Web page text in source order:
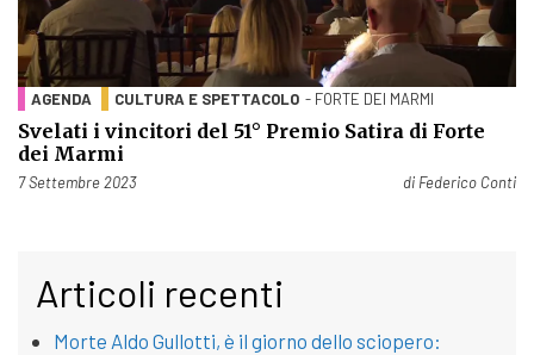
AGENDA CULTURA E SPETTACOLO - FORTE DEI MARMI
Svelati i vincitori del 51° Premio Satira di Forte
dei Marmi
Pubblicato il
7 Settembre 2023 di Federico Conti
Articoli recenti
Morte Aldo Gullotti, è il giorno dello sciopero: